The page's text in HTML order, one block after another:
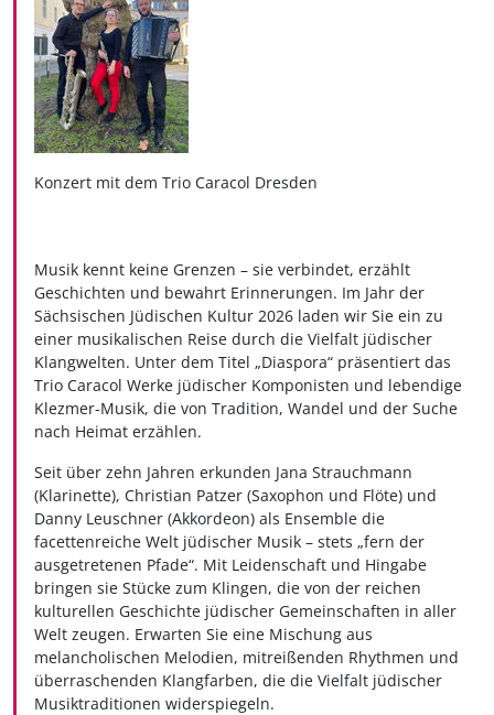
Konzert mit dem Trio Caracol Dresden
Musik kennt keine Grenzen – sie verbindet, erzählt
Geschichten und bewahrt Erinnerungen. Im Jahr der
Sächsischen Jüdischen Kultur 2026 laden wir Sie ein zu
einer musikalischen Reise durch die Vielfalt jüdischer
Klangwelten. Unter dem Titel „Diaspora“ präsentiert das
Trio Caracol Werke jüdischer Komponisten und lebendige
Klezmer-Musik, die von Tradition, Wandel und der Suche
nach Heimat erzählen.
Seit über zehn Jahren erkunden Jana Strauchmann
(Klarinette), Christian Patzer (Saxophon und Flöte) und
Danny Leuschner (Akkordeon) als Ensemble die
facettenreiche Welt jüdischer Musik – stets „fern der
ausgetretenen Pfade“. Mit Leidenschaft und Hingabe
bringen sie Stücke zum Klingen, die von der reichen
kulturellen Geschichte jüdischer Gemeinschaften in aller
Welt zeugen. Erwarten Sie eine Mischung aus
melancholischen Melodien, mitreißenden Rhythmen und
überraschenden Klangfarben, die die Vielfalt jüdischer
Musiktraditionen widerspiegeln.